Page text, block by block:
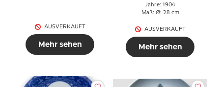
AUSVERKAUFT
Mehr sehen
Jahre: 1904
Maß: Ø: 28 cm
AUSVERKAUFT
Mehr sehen